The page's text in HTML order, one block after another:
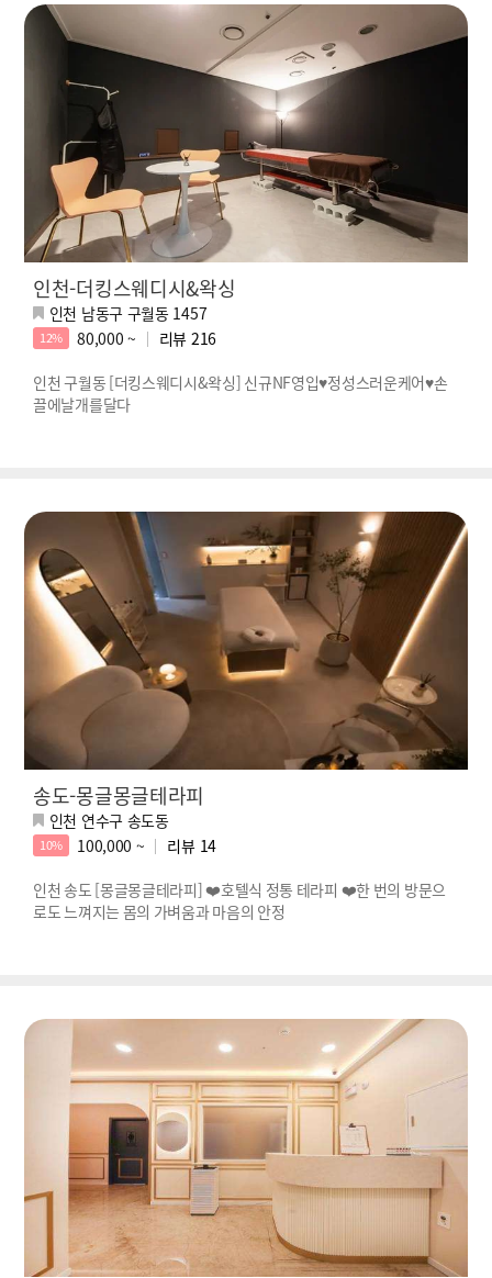
인천-더킹스웨디시&왁싱
인천 남동구 구월동 1457
12% 80,000 ~ 리뷰 216
인천 구월동 [더킹스웨디시&왁싱] 신규NF영입♥정성스러운케어♥손
끌에날개를달다
송도-몽글몽글테라피
인천 연수구 송도동
10% 100,000 ~ 리뷰 14
인천 송도 [몽글몽글테라피] ❤️호텔식 정통 테라피 ❤️한 번의 방문으
로도 느껴지는 몸의 가벼움과 마음의 안정